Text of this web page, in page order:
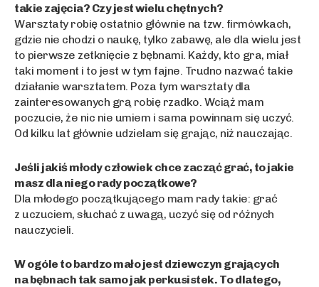
takie zajęcia? Czy jest wielu chętnych?
Warsztaty robię ostatnio głównie na tzw. firmówkach,
gdzie nie chodzi o naukę, tylko zabawę, ale dla wielu jest
to pierwsze zetknięcie z bębnami. Każdy, kto gra, miał
taki moment i to jest w tym fajne. Trudno nazwać takie
działanie warsztatem. Poza tym warsztaty dla
zainteresowanych grą robię rzadko. Wciąż mam
poczucie, że nic nie umiem i sama powinnam się uczyć.
Od kilku lat głównie udzielam się grając, niż nauczając.
Jeśli jakiś młody człowiek chce zacząć grać, to jakie
masz dla niego rady początkowe?
Dla młodego początkującego mam rady takie: grać
z uczuciem, słuchać z uwagą, uczyć się od różnych
nauczycieli.
W ogóle to bardzo mało jest dziewczyn grających
na bębnach tak samo jak perkusistek. To dlatego,